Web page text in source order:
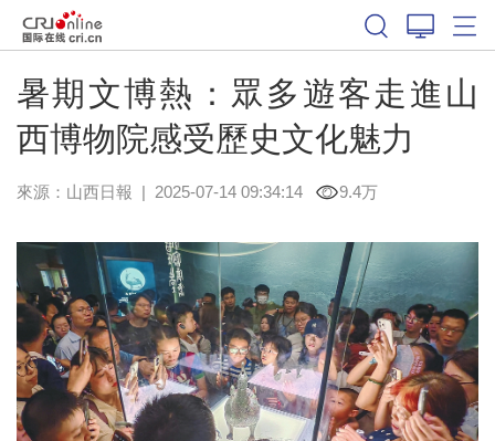
暑期文博熱：眾多遊客走進山
西博物院感受歷史文化魅力
來源： 山西日報 | 2025-07-14 09:34:14 9.4万